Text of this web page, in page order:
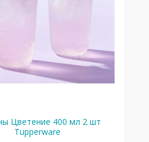
Цветение 400 мл 2 шт
Tupperware